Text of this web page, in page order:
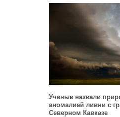
Ученые назвали
аномалией ливни с
Северном Кавказе